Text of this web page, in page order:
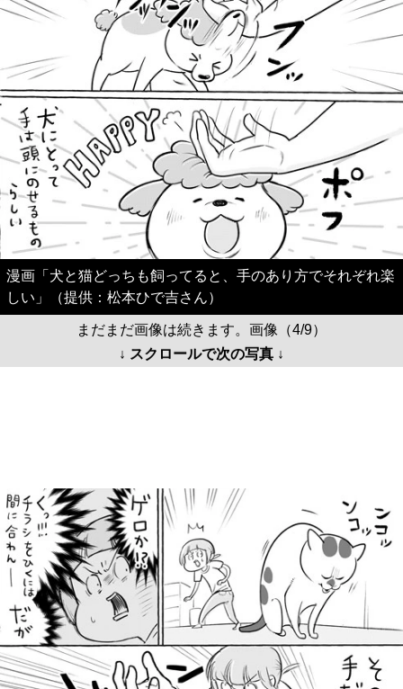
漫画「犬と猫どっちも飼ってると、手のあり方でそれぞれ楽
しい」（提供：松本ひで吉さん）
まだまだ画像は続きます。画像（4/9）
↓ スクロールで次の写真 ↓